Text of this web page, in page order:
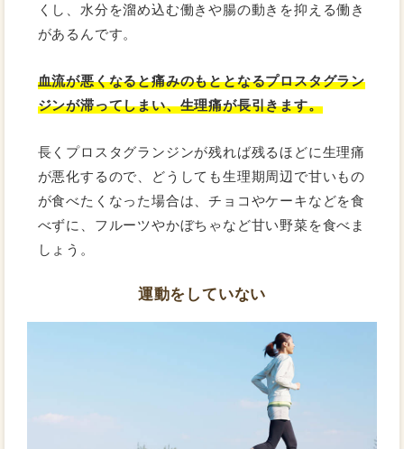
くし、水分を溜め込む働きや腸の動きを抑える働き
があるんです。
血流が悪くなると痛みのもととなるプロスタグラン
ジンが滞ってしまい、生理痛が長引きます。
長くプロスタグランジンが残れば残るほどに生理痛
が悪化するので、どうしても生理期周辺で甘いもの
が食べたくなった場合は、チョコやケーキなどを食
べずに、フルーツやかぼちゃなど甘い野菜を食べま
しょう。
運動をしていない